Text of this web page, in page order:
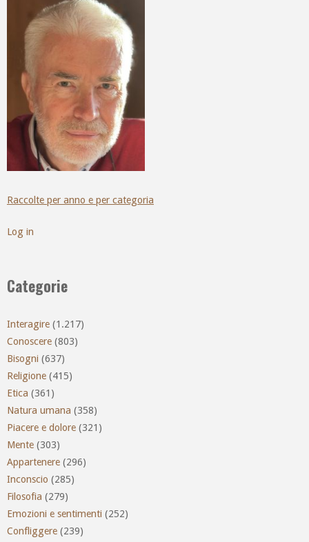
Raccolte per anno e per categoria
Log in
Categorie
Interagire (1.217)
Conoscere (803)
Bisogni (637)
Religione (415)
Etica (361)
Natura umana (358)
Piacere e dolore (321)
Mente (303)
Appartenere (296)
Inconscio (285)
Filosofia (279)
Emozioni e sentimenti (252)
Confliggere (239)